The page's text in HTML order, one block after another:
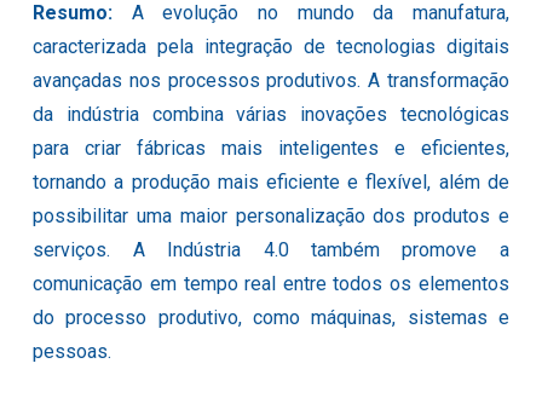
Resumo:
A evolução no mundo da manufatura,
caracterizada pela integração de tecnologias digitais
avançadas nos processos produtivos. A transformação
da indústria combina várias inovações tecnológicas
para criar fábricas mais inteligentes e eficientes,
tornando a produção mais eficiente e flexível, além de
possibilitar uma maior personalização dos produtos e
serviços. A Indústria 4.0 também promove a
comunicação em tempo real entre todos os elementos
do processo produtivo, como máquinas, sistemas e
pessoas.